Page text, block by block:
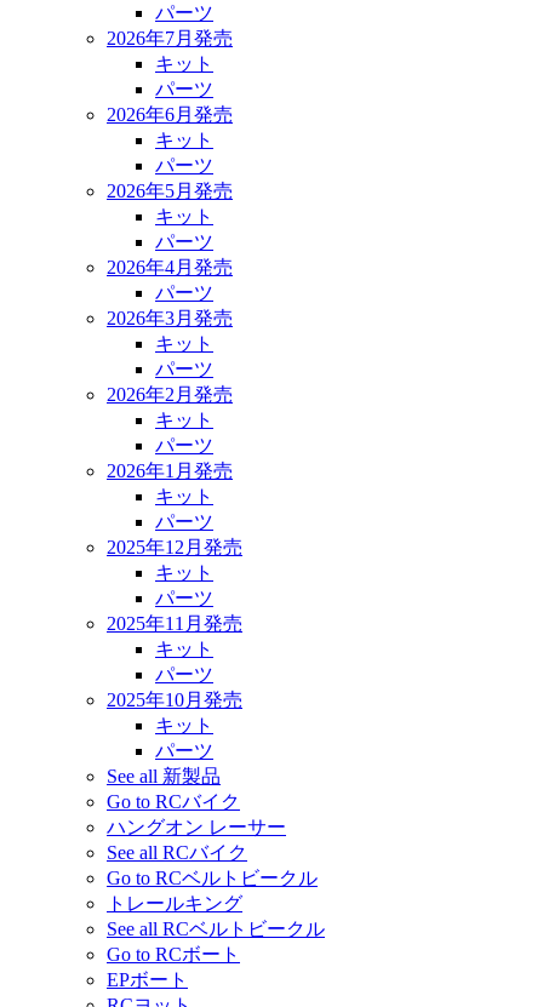
パーツ
2026年7月発売
キット
パーツ
2026年6月発売
キット
パーツ
2026年5月発売
キット
パーツ
2026年4月発売
パーツ
2026年3月発売
キット
パーツ
2026年2月発売
キット
パーツ
2026年1月発売
キット
パーツ
2025年12月発売
キット
パーツ
2025年11月発売
キット
パーツ
2025年10月発売
キット
パーツ
See all 新製品
Go to RCバイク
ハングオン レーサー
See all RCバイク
Go to RCベルトビークル
トレールキング
See all RCベルトビークル
Go to RCボート
EPボート